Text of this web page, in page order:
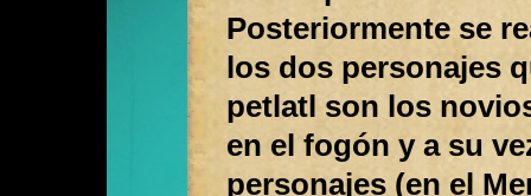
Posteriormente se
los dos personajes
petlatl son los
en el fogón y a su
personajes (en el